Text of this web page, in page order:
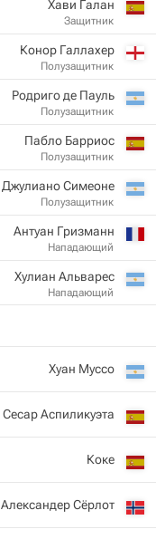
Хави Галан
Защитник
Конор Галлахер
Полузащитник
Родриго де Пауль
Полузащитник
Пабло Барриос
Полузащитник
Джулиано Симеоне
Полузащитник
Антуан Гризманн
Нападающий
Хулиан Альварес
Нападающий
Хуан Муссо
Сесар Аспиликуэта
Коке
Александер Сёрлот